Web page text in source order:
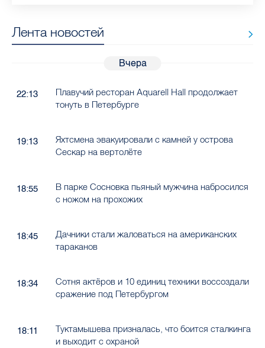
Лента новостей
Вчера
22:13
Плавучий ресторан Aquarell Hall продолжает
тонуть в Петербурге
19:13
Яхтсмена эвакуировали с камней у острова
Сескар на вертолёте
18:55
В парке Сосновка пьяный мужчина набросился
с ножом на прохожих
18:45
Дачники стали жаловаться на американских
тараканов
18:34
Сотня актёров и 10 единиц техники воссоздали
сражение под Петербургом
18:11
Туктамышева призналась, что боится сталкинга
и выходит с охраной